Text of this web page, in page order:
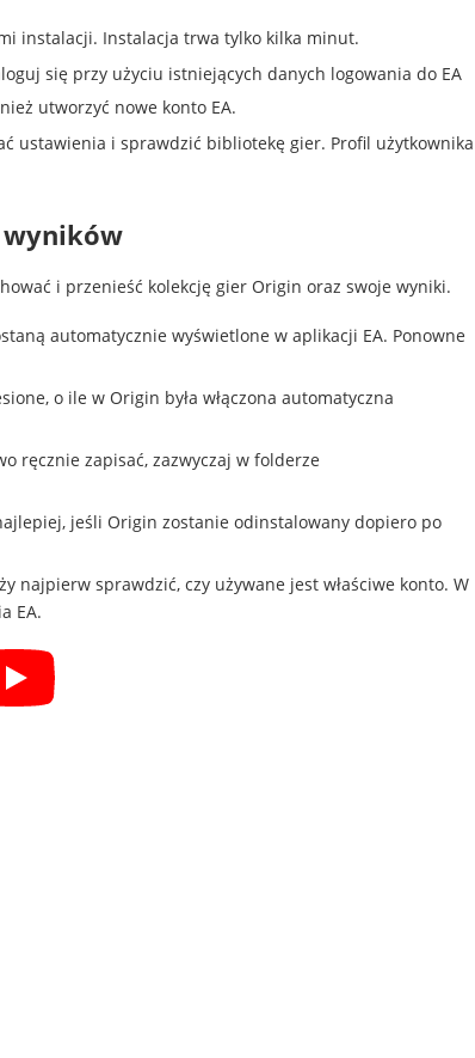
instalacji. Instalacja trwa tylko kilka minut.
się przy użyciu istniejących danych logowania do EA
utworzyć nowe konto EA.
ustawienia i sprawdzić bibliotekę gier. Profil użytkownika
wyników
i przenieść kolekcję gier Origin oraz swoje wyniki.
automatycznie wyświetlone w aplikacji EA. Ponowne
o ile w Origin była włączona automatyczna
ręcznie zapisać, zazwyczaj w folderze
jeśli Origin zostanie odinstalowany dopiero po
najpierw sprawdzić, czy używane jest właściwe konto. W
EA.